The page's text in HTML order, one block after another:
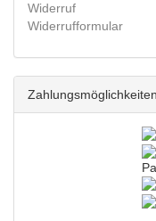
Widerruf
Widerrufformular
Zahlungsmöglichkeiten